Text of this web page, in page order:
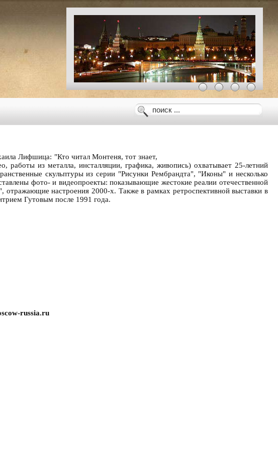
Лифшица: "Кто читал Монтеня, тот знает,
работы из металла, инсталляции, графика, живопись) охватывает 25-летний
скульптуры из серии "Рисунки Рембрандта", "Иконы" и несколько
фото- и видеопроекты: показывающие жестокие реалии отечественной
настроения 2000-х. Также в рамках ретроспективной выставки в
Гутовым после 1991 года.
russia.ru